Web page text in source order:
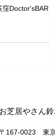
Doctor'sBAR
お芝居やさん
〒167‐0023 東